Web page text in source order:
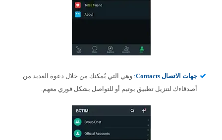
جهات الاتصال Contacts : وهي التي يُمكنك من خلال دعوة العديد من
أصدقاءك لتنزيل تطبيق بوتيم أو للتواصل بشكل فوري معهم.